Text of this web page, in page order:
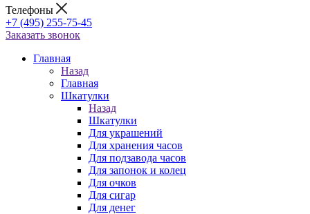
Телефоны
+7 (495) 255-75-45
Заказать звонок
Главная
Назад
Главная
Шкатулки
Назад
Шкатулки
Для украшений
Для хранения часов
Для подзавода часов
Для запонок и колец
Для очков
Для сигар
Для денег